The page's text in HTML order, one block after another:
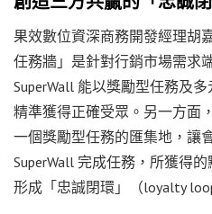
果效數位資深商務開發經理胡
任務牆」是針對行銷市場需求
SuperWall 能以獎勵型任務及
精準獲得正確受眾。另一方面
一個獎勵型任務的匯集地，讓
SuperWall 完成任務，所獲得
形成「忠誠閉環」（loyalty